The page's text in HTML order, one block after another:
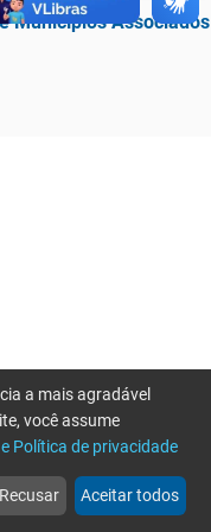
Municípios Associados
web
Notícias
more_horiz
Mais
a mais agradável
você assume
Política de privacidade
Recusar Aceitar todos
novamente